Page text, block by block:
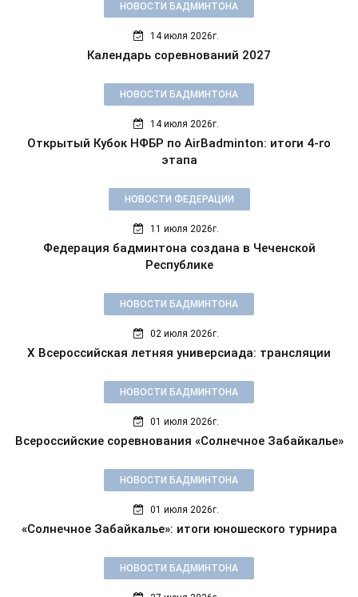
НОВОСТИ БАДМИНТОНА
14 июля 2026г.
Календарь соревнований 2027
НОВОСТИ БАДМИНТОНА
14 июля 2026г.
Открытый Кубок НФБР по AirBadminton: итоги 4-го
этапа
НОВОСТИ ФЕДЕРАЦИИ
11 июля 2026г.
Федерация бадминтона создана в Чеченской
Республике
НОВОСТИ БАДМИНТОНА
02 июля 2026г.
X Всероссийская летняя универсиада: трансляции
НОВОСТИ БАДМИНТОНА
01 июля 2026г.
Всероссийские соревнования «Солнечное Забайкалье»
НОВОСТИ БАДМИНТОНА
01 июля 2026г.
«Солнечное Забайкалье»: итоги юношеского турнира
НОВОСТИ БАДМИНТОНА